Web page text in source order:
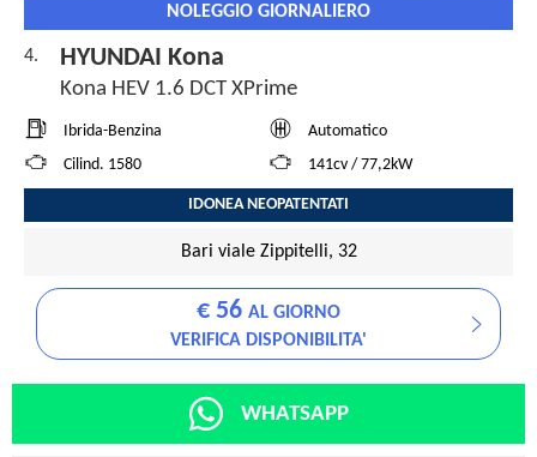
NOLEGGIO GIORNALIERO
4. HYUNDAI Kona
Kona HEV 1.6 DCT XPrime
Ibrida-Benzina
Automatico
Cilind. 1580
141cv / 77,2kW
IDONEA NEOPATENTATI
Bari viale Zippitelli, 32
€ 56 AL GIORNO
VERIFICA DISPONIBILITA'
WHATSAPP